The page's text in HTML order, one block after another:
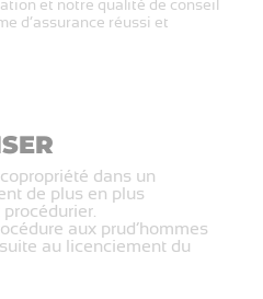
et notre qualité de conseil
d’assurance réussi et
dans un
de plus en plus
aux prud’hommes
au licenciement du